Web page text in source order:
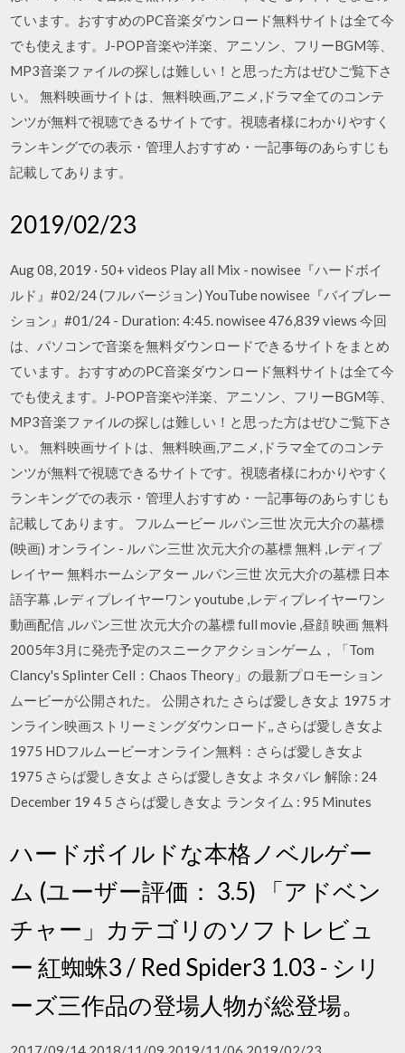
ています。おすすめのPC音楽ダウンロード無料サイトは全て今
でも使えます。J-POP音楽や洋楽、アニソン、フリーBGM等、
MP3音楽ファイルの探しは難しい！と思った方はぜひご覧下さ
い。 無料映画サイトは、無料映画,アニメ,ドラマ全てのコンテ
ンツが無料で視聴できるサイトです。視聴者様にわかりやすく
ランキングでの表示・管理人おすすめ・一記事毎のあらすじも
記載してあります。
2019/02/23
Aug 08, 2019 · 50+ videos Play all Mix - nowisee『ハードボイ
ルド』#02/24 (フルバージョン) YouTube nowisee『バイブレー
ション』#01/24 - Duration: 4:45. nowisee 476,839 views 今回
は、パソコンで音楽を無料ダウンロードできるサイトをまとめ
ています。おすすめのPC音楽ダウンロード無料サイトは全て今
でも使えます。J-POP音楽や洋楽、アニソン、フリーBGM等、
MP3音楽ファイルの探しは難しい！と思った方はぜひご覧下さ
い。 無料映画サイトは、無料映画,アニメ,ドラマ全てのコンテ
ンツが無料で視聴できるサイトです。視聴者様にわかりやすく
ランキングでの表示・管理人おすすめ・一記事毎のあらすじも
記載してあります。 フルムービー ルパン三世 次元大介の墓標
(映画) オンライン - ルパン三世 次元大介の墓標 無料 ,レディプ
レイヤー 無料ホームシアター ,ルパン三世 次元大介の墓標 日本
語字幕 ,レディプレイヤーワン youtube ,レディプレイヤーワン
動画配信 ,ルパン三世 次元大介の墓標 full movie ,昼顔 映画 無料
2005年3月に発売予定のスニークアクションゲーム，「Tom
Clancy's Splinter Cell：Chaos Theory」の最新プロモーション
ムービーが公開された。 公開された さらば愛しき女よ 1975 オ
ンライン映画ストリーミングダウンロード,, さらば愛しき女よ
1975 HDフルムービーオンライン無料：さらば愛しき女よ
1975 さらば愛しき女よ さらば愛しき女よ ネタバレ 解除 : 24
December 19 4 5 さらば愛しき女よ ランタイム : 95 Minutes
ハードボイルドな本格ノベルゲー
ム (ユーザー評価： 3.5) 「アドベン
チャー」カテゴリのソフトレビュ
ー 紅蜘蛛3 / Red Spider3 1.03 - シリ
ーズ三作品の登場人物が総登場。